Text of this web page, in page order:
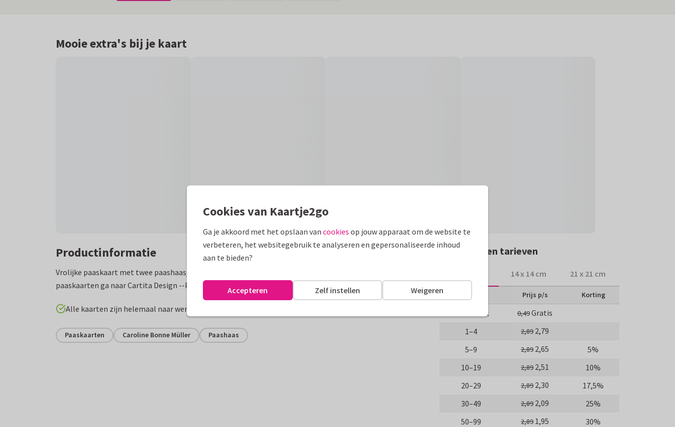
Mooie extra's bij je kaart
Productinformatie
Vrolijke paaskaart met twee paashaasjes die eieren schilderen. Voor meer leuke
paaskaarten ga naar Cartita Design --PASEN--
Alle kaarten zijn helemaal naar wens aan te passen
Paaskaarten Caroline Bonne Müller Paashaas
Formaten en tarieven
14 x 14 cm 21 x 21 cm
Prijs p/s Korting
Proefdruk 0,49Gratis
1–4
2,89 2,79
5–9
2,89 2,65
5%
10–19
2,89 2,51
10%
20–29
2,89 2,30
17,5%
30–49
2,89 2,09
25%
50–99
2,89 1,95
30%
Cookies van Kaartje2go
Ga je akkoord met het opslaan van cookies op jouw apparaat om de website te
verbeteren, het websitegebruik te analyseren en gepersonaliseerde inhoud
aan te bieden?
Weigeren
Zelf instellen
Accepteren